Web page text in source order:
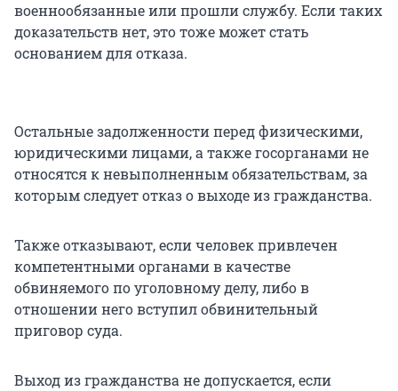
военнообязанные или прошли службу. Если таких
доказательств нет, это тоже может стать
основанием для отказа.
Остальные задолженности перед физическими,
юридическими лицами, а также госорганами не
относятся к невыполненным обязательствам, за
которым следует отказ о выходе из гражданства.
Также отказывают, если человек привлечен
компетентными органами в качестве
обвиняемого по уголовному делу, либо в
отношении него вступил обвинительный
приговор суда.
Выход из гражданства не допускается, если